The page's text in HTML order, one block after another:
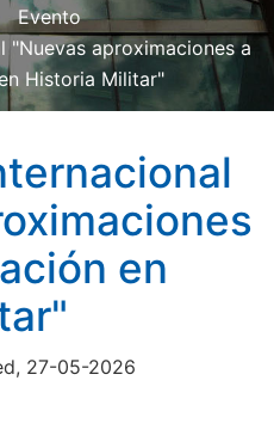
Evento
"Nuevas aproximaciones a
Historia Militar"
en
27-05-2026